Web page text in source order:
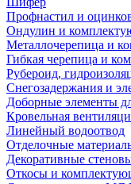
Профнастил и
Ондулин и
Металлочерепица и
Гибкая черепица и
Рубероид,
Снегозадержания и
Доборные элементы
Кровельная
Линейный водоотвод
Отделочные
Декоративные
Откосы и